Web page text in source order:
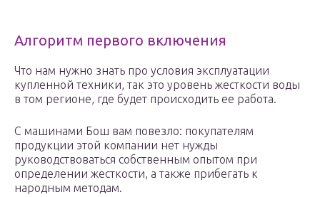
Алгоритм первого включения
Что нам нужно знать про условия эксплуатации
купленной техники, так это уровень жесткости воды
в том регионе, где будет происходить ее работа.
С машинами Бош вам повезло: покупателям
продукции этой компании нет нужды
руководствоваться собственным опытом при
определении жесткости, а также прибегать к
народным методам.